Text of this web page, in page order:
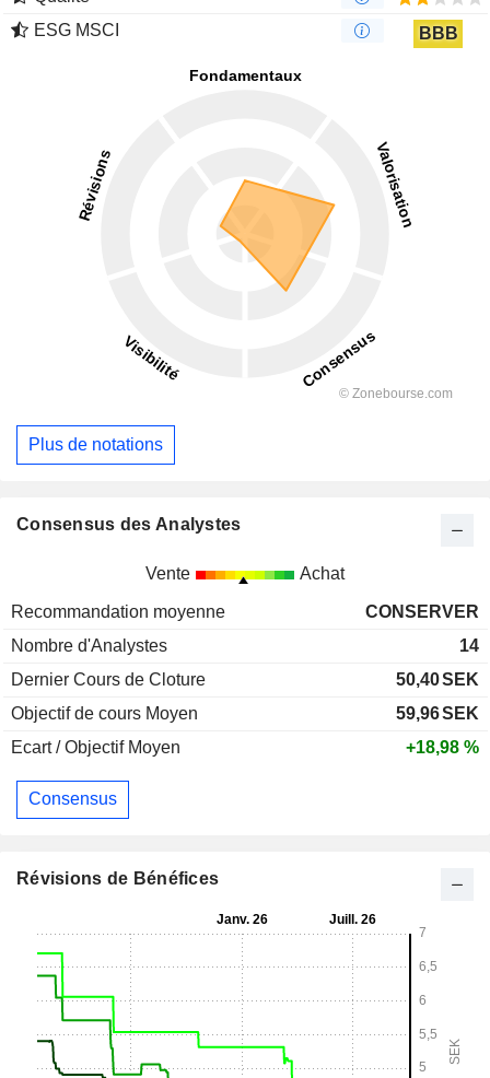
ESG MSCI
BBB
Plus de notations
Consensus des Analystes
Vente Achat
Recommandation moyenne
CONSERVER
Nombre d'Analystes
14
Dernier Cours de Cloture
50,40SEK
Objectif de cours Moyen
59,96SEK
Ecart / Objectif Moyen
+18,98 %
Consensus
Révisions de Bénéfices